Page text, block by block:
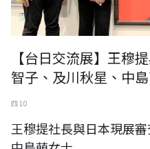
【台日交流展】王穆
智子、及川秋星、中
四 10
王穆提社長與日本現展